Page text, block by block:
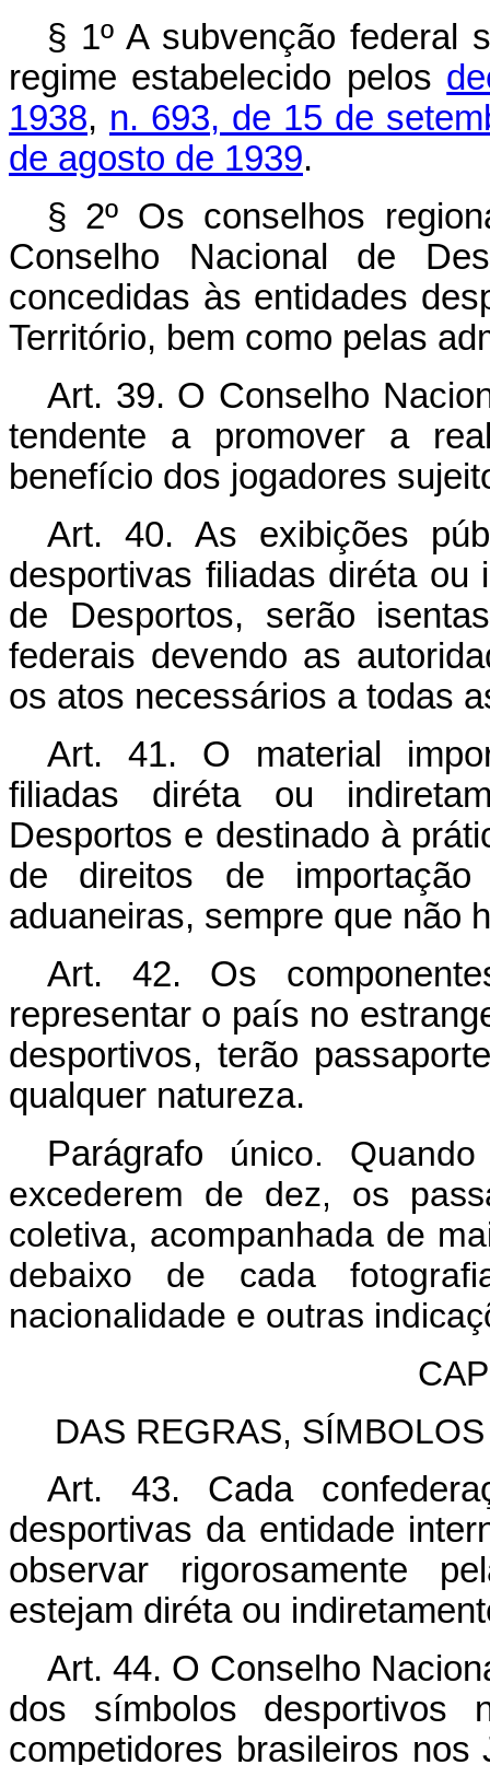
§ 1º A subvenção federal
regime estabelecido pelos
1938, n. 693, de 15 de
de agosto de 1939.
§ 2º Os conselhos
Conselho Nacional de
concedidas às entidades
Território, bem como pelas
Art. 39. O Conselho
tendente a promover a
benefício dos jogadores
Art. 40. As exibições
desportivas filiadas diréta ou
de Desportos, serão
federais devendo as
os atos necessários a todas
Art. 41. O material
filiadas diréta ou
Desportos e destinado à
de direitos de
aduaneiras, sempre que não
Art. 42. Os
representar o país no
desportivos, terão
qualquer natureza.
Parágrafo único.
excederem de dez, os
coletiva, acompanhada de
debaixo de cada
nacionalidade e outras
DAS REGRAS,
Art. 43. Cada
desportivas da entidade
observar rigorosamente
estejam diréta ou
Art. 44. O Conselho
dos símbolos desportivos
competidores brasileiros